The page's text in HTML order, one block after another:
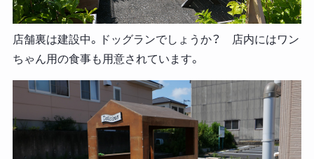
店舗裏は建設中。ドッグランでしょうか？ 店内にはワン
ちゃん用の食事も用意されています。